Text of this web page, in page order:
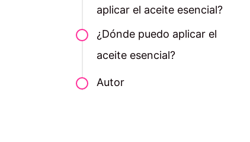
aplicar el aceite esencial?
¿Dónde puedo aplicar el
aceite esencial?
Autor